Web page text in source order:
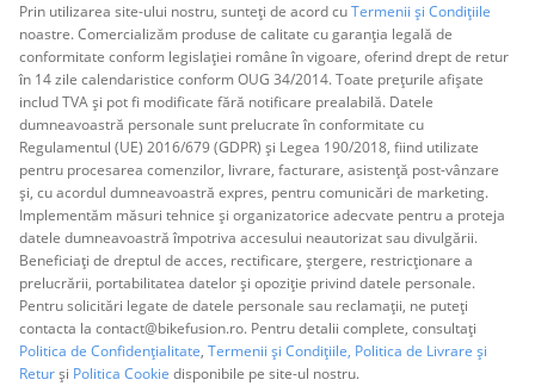
Prin utilizarea site-ului nostru, sunteți de acord cuTermenii și Condițiile
noastre. Comercializăm produse de calitate cu garanția legală de
conformitate conform legislației române în vigoare, oferind drept de retur
în 14 zile calendaristice conform OUG 34/2014. Toate prețurile afișate
includ TVA și pot fi modificate fără notificare prealabilă. Datele
dumneavoastră personale sunt prelucrate în conformitate cu
Regulamentul (UE) 2016/679 (GDPR) și Legea 190/2018, fiind utilizate
pentru procesarea comenzilor, livrare, facturare, asistență post-vânzare
și, cu acordul dumneavoastră expres, pentru comunicări de marketing.
Implementăm măsuri tehnice și organizatorice adecvate pentru a proteja
datele dumneavoastră împotriva accesului neautorizat sau divulgării.
Beneficiați de dreptul de acces, rectificare, ștergere, restricționare a
prelucrării, portabilitatea datelor și opoziție privind datele personale.
Pentru solicitări legate de datele personale sau reclamații, ne puteți
contacta la contact@bikefusion.ro. Pentru detalii complete, consultați
Politica de Confidențialitate, Termenii și Condițiile, Politica de Livrare și
Returși Politica Cookie disponibile pe site-ul nostru.